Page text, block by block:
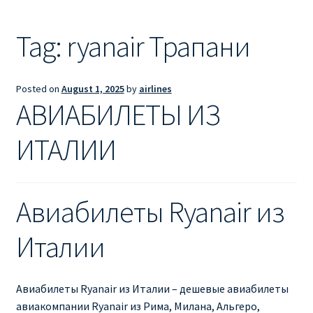
RYANAIR ИЗ РИГИ
RYANAIR ИЗ ТАЛЛИНА
Ryanair из Тампере
БРНО
Ryanair изменение имени
Ryanair изменения
Tag: ryanair Трапани
Posted on August 1, 2025by airlines
АВИАБИЛЕТЫ ИЗ
ИТАЛИИ
Авиабилеты Ryanair из
Италии
Авиабилеты Ryanair из Италии – дешевые авиабилеты
авиакомпании Ryanair из Рима, Милана, Альгеро,